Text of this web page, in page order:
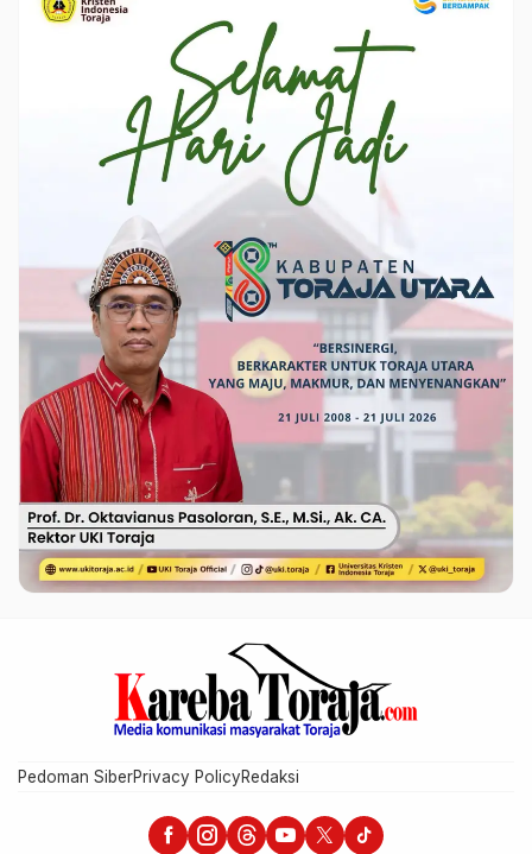
Pedoman SiberPrivacy PolicyRedaksi